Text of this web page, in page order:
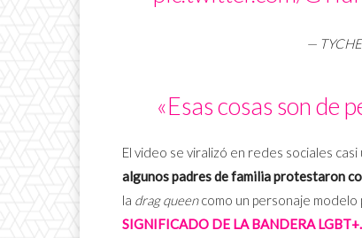
—
«Esas cosas son de
El video se viralizó en redes sociales
algunos padres de familia protestaron
la drag queencomo un personaje modelo
SIGNIFICADO DE LA BANDERA LGBT+.